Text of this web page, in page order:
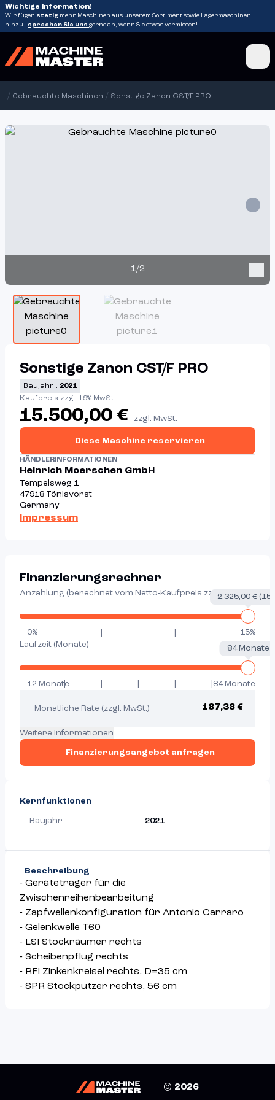
Wichtige Information!
Wir fügen stetig mehr Maschinen aus unserem Sortiment sowie Lagermaschinen
hinzu - sprechen Sie uns gerne an, wenn Sie etwas vermissen!
/ Gebrauchte Maschinen / Sonstige Zanon CST/F PRO
1/2
Sonstige Zanon CST/F PRO
Baujahr : 2021
Kaufpreis zzgl. 19% MwSt.:
15.500,00 € zzgl. MwSt.
Diese Maschine reservieren
HÄNDLERINFORMATIONEN
Heinrich Moerschen GmbH
Tempelsweg 1
47918 Tönisvorst
Germany
Impressum
Finanzierungsrechner
Anzahlung (berechnet vom Netto-Kaufpreis zzgl. MwSt.)
Labels range
2.325,00 €
0%
15%
Laufzeit (Monate)
Labels range
84 Monate
12 Monate
| 84 Monate
Monatliche Rate (zzgl. MwSt.) 187,38 €
Weitere Informationen
Finanzierungsangebot anfragen
Kernfunktionen
Baujahr 2021
Beschreibung
- ​​​​​​​​​‌‌‌​‌​​​​​​​​​​​‌‌​​‌​‌​​​​​​​​​‌‌​​​‌‌​​​​​​​​​‌‌​‌​​​​​​​​​​​​‌‌​‌‌‌​​​​​​​​​​‌‌​‌​​‌​​​​​​​​​‌‌​‌​‌‌​​​​​​​​​‌‌​​​‌​​​​​​​​​​‌‌​‌‌‌‌​​​​​​​​​‌‌​​‌​‌​​​​​​​​​‌‌‌​​‌​​​​​​​​​​‌‌‌​​‌‌​​​​​​​​​‌‌​​‌​‌Geräteträger für die
Zwischenreihenbearbeitung
- Zapfwellenkonfiguration für Antonio Carraro
- Gelenkwelle T60
- LSI Stockräumer rechts
- Scheibenpflug rechts
- RFI Zinkenkreisel rechts, D=35 cm
- SPR Stockputzer rechts, 56 cm
© 2026